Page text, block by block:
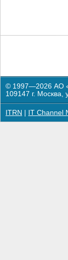
© 1997—2026 АО
109147 г.
ITRN IT Channel